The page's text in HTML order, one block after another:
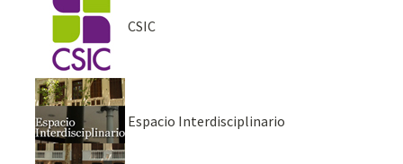
CSIC
Espacio Interdisciplinario